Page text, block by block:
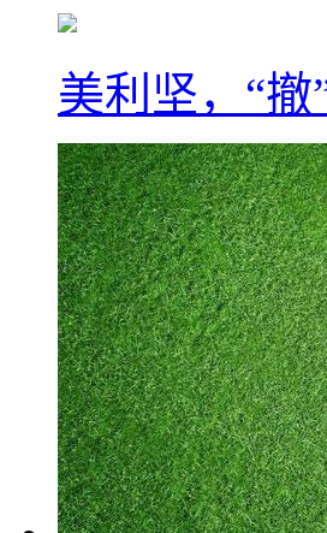
美利坚，“撤